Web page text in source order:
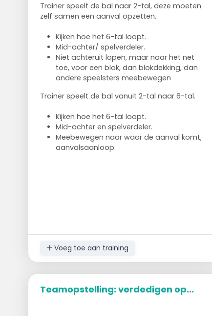
Trainer speelt de bal naar 2-tal, deze moeten
zelf samen een aanval opzetten.
Kijken hoe het 6-tal loopt.
Mid-achter/ spelverdeler.
Niet achteruit lopen, maar naar het net
toe, voor een blok, dan blokdekking, dan
andere speelsters meebewegen
Trainer speelt de bal vanuit 2-tal naar 6-tal.
Kijken hoe het 6-tal loopt.
Mid-achter en spelverdeler.
Meebewegen naar waar de aanval komt,
aanvalsaanloop.
Voeg toe aan training
Teamopstelling: verdedigen op...